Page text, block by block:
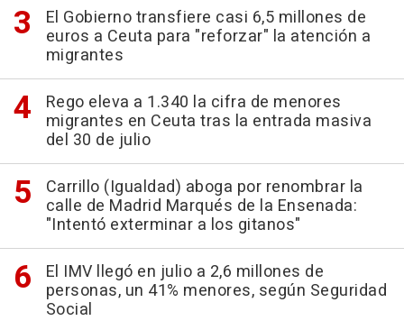
El Gobierno transfiere casi 6,5 millones de
euros a Ceuta para "reforzar" la atención a
migrantes
Rego eleva a 1.340 la cifra de menores
migrantes en Ceuta tras la entrada masiva
del 30 de julio
Carrillo (Igualdad) aboga por renombrar la
calle de Madrid Marqués de la Ensenada:
"Intentó exterminar a los gitanos"
El IMV llegó en julio a 2,6 millones de
personas, un 41% menores, según Seguridad
Social